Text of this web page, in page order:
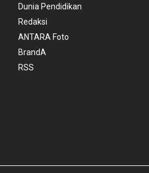
Dunia Pendidikan
Redaksi
ANTARA Foto
BrandA
RSS